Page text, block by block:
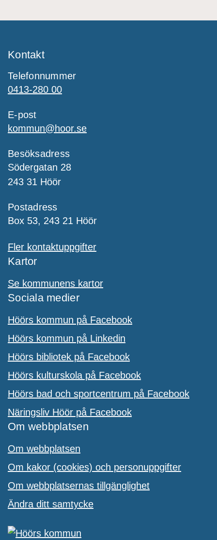
Kontakt
Telefonnummer
0413-280 00
E-post
kommun@hoor.se
Besöksadress
Södergatan 28
243 31 Höör
Postadress
Box 53, 243 21 Höör
Fler kontaktuppgifter
Kartor
Se kommunens kartor
Sociala medier
Höörs kommun på Facebook
Höörs kommun på Linkedin
Höörs bibliotek på Facebook
Höörs kulturskola på Facebook
Höörs bad och sportcentrum på Facebook
Näringsliv Höör på Facebook
Om webbplatsen
Om webbplatsen
Om kakor (cookies) och personuppgifter
Om webbplatsernas tillgänglighet
Ändra ditt samtycke